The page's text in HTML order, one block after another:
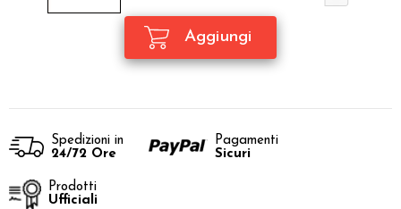
Spedizioni in
24/72 Ore
Pagamenti
Sicuri
Prodotti
Ufficiali